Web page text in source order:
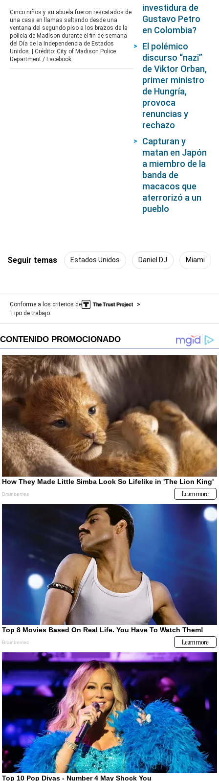
of
3
minutes,
28
seconds
Cinco niños y su abuela fueron rescatados de
una casa en llamas saltando desde una
ventana del segundo piso a los brazos de la
policía de Madison durante el fin de semana
del Día de la Independencia de Estados
Unidos. | Crédito: City of Madison Police
Department / Facebook
investidura de
Gustavo Petro
en Colombia?
El polémico
discurso “nazi”
de Viktor Orban,
primer ministro
de Hungría,
provoca
renuncias y
rechazo
Capturan y
matan en Japón
a miembro de la
banda de
macacos que
aterrorizó a un
pueblo
Seguir temas Estados Unidos Daniel DJ Miami
Conforme a los criterios de
Tipo de trabajo: